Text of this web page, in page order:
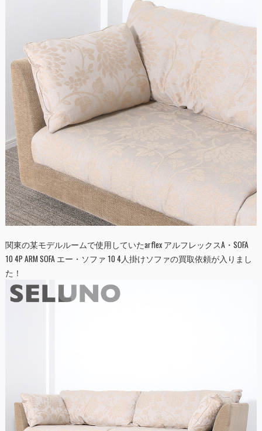
関東の某モデルルームで使用していたarflex アルフレックスA・SOFA
10 4P ARM SOFA エー・ソファ 10 4人掛けソファの買取依頼が入りまし
た！